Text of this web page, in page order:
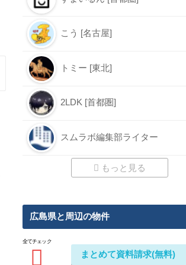
こう [名古屋]
トミー [東北]
2LDK [首都圏]
スムラボ編集部ライター
もっと見る
広島県と周辺の物件
全てチェック
まとめて資料請求(無料)